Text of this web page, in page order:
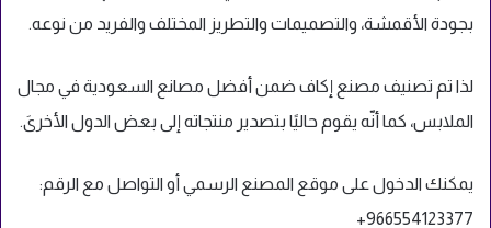
بجودة الأقمشة، والتصميمات والتطريز المختلف والفريد من نوعه.
لذا تم تصنيف مصنع إكاف ضمن أفضل مصانع السعودية في مجال
الملابس، كما أنّه يقوم حاليًا بتصدير منتجاته إلى بعض الدول الأخرىَ.
يمكنك الدخول على موقع المصنع الرسمي أو التواصل مع الرقم:
966554123377+